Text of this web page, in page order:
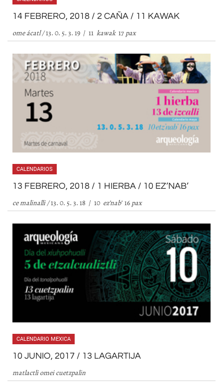
14 FEBRERO, 2018 / 2 CAÑA / 11 KAWAK
ome ácatl /13. 0. 5. 3. 19 / 11 kawak17 pax
CALENDARIOS
13 FEBRERO, 2018 / 1 HIERBA / 10 EZ’NAB’
ce malinalli /13. 0. 5. 3. 18 / 10 ez’nab’16 pax
CALENDARIO MEXICA
10 JUNIO, 2017 / 13 LAGARTIJA
matlactli omei cuetzpalin